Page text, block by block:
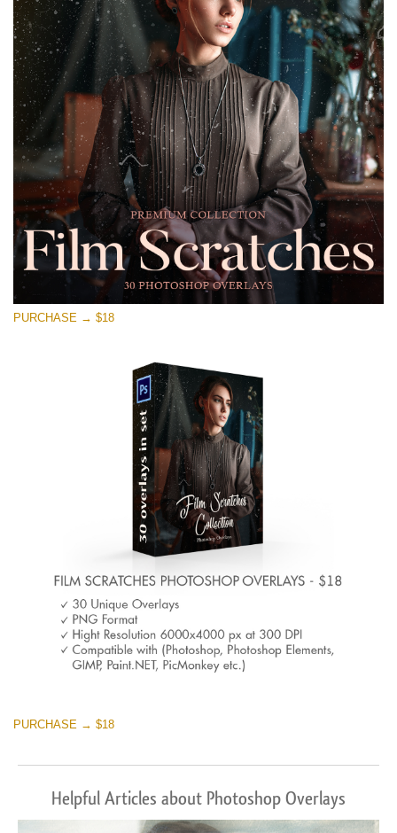
Large 6000*4000px
Entire Collection
(1783 Overlays)
Large 6000*4000px
Free download
PURCHASE → $18
PURCHASE → $18
Helpful Articles about Photoshop Overlays